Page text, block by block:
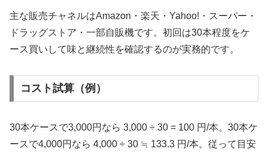
主な販売チャネルはAmazon・楽天・Yahoo!・スーパー・
ドラッグストア・一部自販機です。初回は30本程度をケ
ース買いして味と継続性を確認するのが実務的です。
コスト試算（例）
30本ケースで3,000円なら 3,000 ÷ 30 = 100 円/本。30本ケ
ースで4,000円なら 4,000 ÷ 30 ≒ 133.3 円/本。従って目安